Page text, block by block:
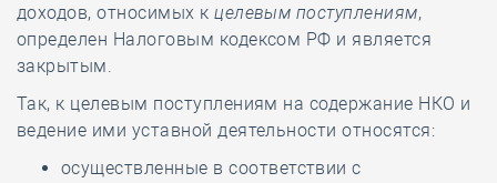
доходов, относимых кцелевым поступлениям,
определен Налоговым кодексом РФ и является
закрытым.
Так, к целевым поступлениям на содержание НКО и
ведение ими уставной деятельности относятся:
осуществленные в соответствии с